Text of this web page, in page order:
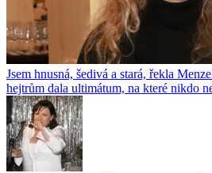
Jsem hnusná, šedivá a stará, řekla
hejtrům dala ultimátum, na které nikdo